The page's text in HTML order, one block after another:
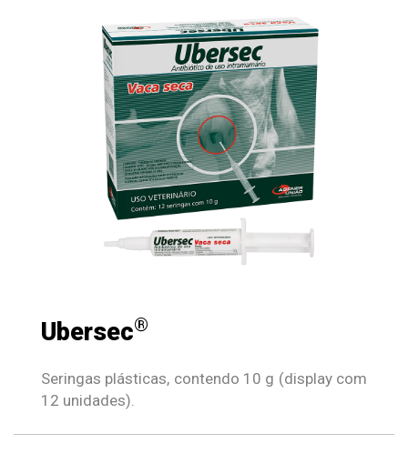
Ubersec®
Seringas plásticas, contendo 10 g (display com
12 unidades).